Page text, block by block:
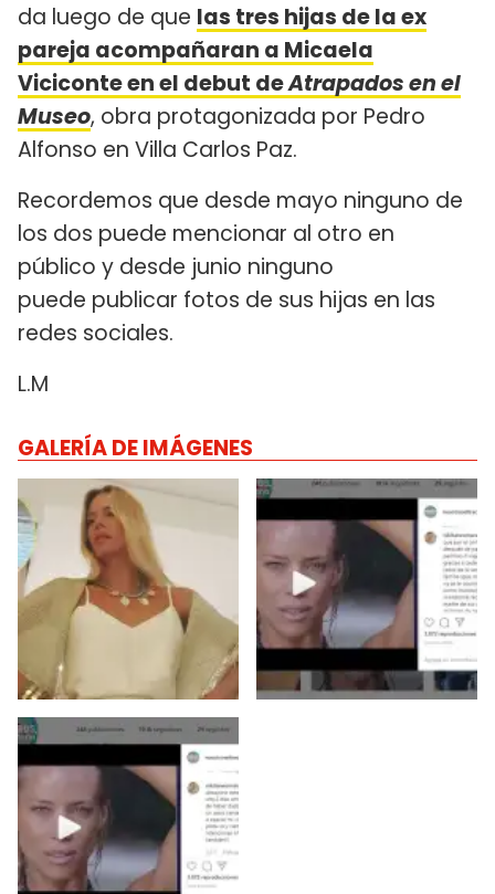
da luego de que las tres hijas de la ex
pareja acompañaran a Micaela
Viciconte en el debut deAtrapados en el
Museo, obra protagonizada por Pedro
Alfonso en Villa Carlos Paz.
Recordemos que desde mayo ninguno de
los dos puede mencionar al otro en
público y desde junio ninguno
puede publicar fotos de sus hijas en las
redes sociales.
L.M
GALERÍA DE IMÁGENES